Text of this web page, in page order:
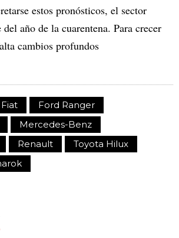
estos pronósticos, el sector
año de la cuarentena. Para crecer
cambios profundos
Fiat
Ford Ranger
Mercedes-Benz
Renault
Toyota Hilux